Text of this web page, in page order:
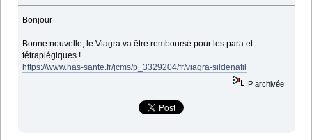
Bonjour
Bonne nouvelle, le Viagra va être remboursé pour les para et
tétraplégiques !
https://www.has-sante.fr/jcms/p_3329204/fr/viagra-sildenafil
IP archivée